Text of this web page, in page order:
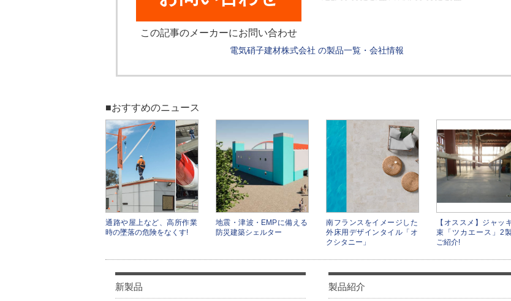
この記事のメーカーにお問い合わせ
電気硝子建材株式会社 の製品一覧・会社情報
■おすすめのニュース
通路や屋上など、高所作業
時の墜落の危険をなくす!
地震・津波・EMPに備える
防災建築シェルター
南フランスをイメージした
外床用デザインタイル「オ
クシタニー」
【オススメ】ジャッ
束「ツカエース」2
ご紹介!
新製品 製品紹介